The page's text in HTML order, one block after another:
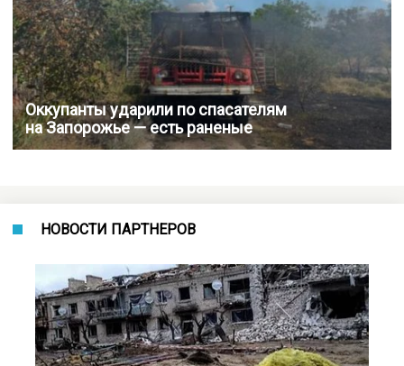
Оккупанты ударили по спасателям
на Запорожье — есть раненые
НОВОСТИ ПАРТНЕРОВ